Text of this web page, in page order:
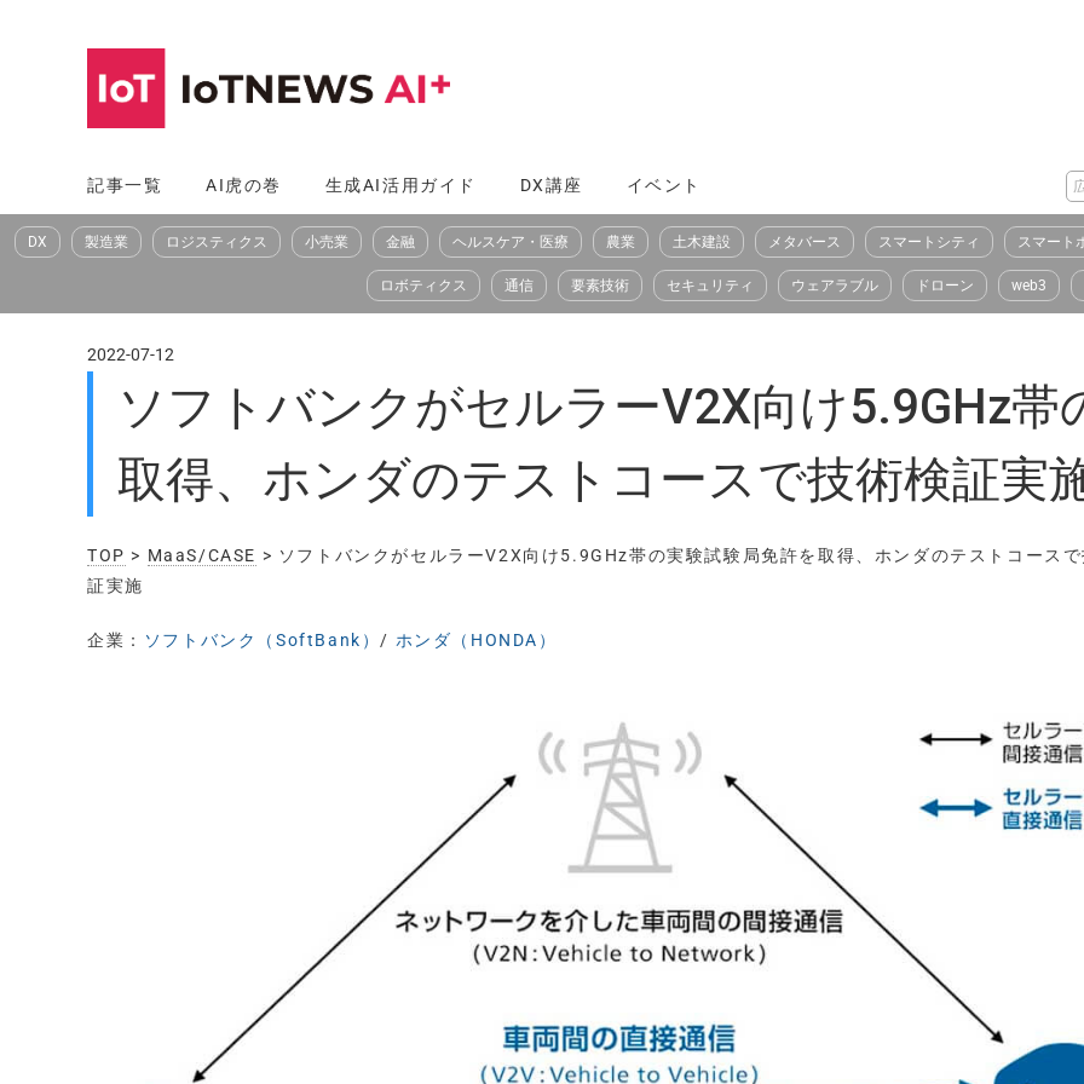
へ
ス
記事一覧 AI虎の巻 生成AI活用ガイド DX講座 イベント
DX 製造業 ロジスティクス 小売業 金融 ヘルスケア・医療 農業 土木建設 メタバース スマートシティ スマート
ロボティクス 通信 要素技術 セキュリティ ウェアラブル ドローン web3
2022-07-12
ソフトバンクがセルラーV2X向け5.9GHz帯
取得、ホンダのテストコースで技術検証実
TOP > MaaS/CASE > ソフトバンクがセルラーV2X向け5.9GHz帯の実験試験局免許を取得、ホンダのテストコース
証実施
企業： ソフトバンク（SoftBank） / ホンダ（HONDA）